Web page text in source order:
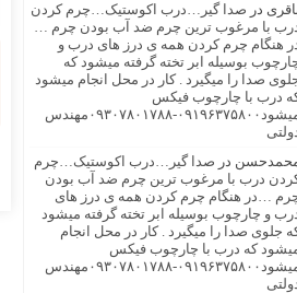
در صدا گیر…درب اکوستیک…چرم کردن
با مرغوب ترین چرم ضد آب بودن چرم …
هنگام چرم کردن همه ی درز های درب و
بوسیله ابر تخته گرفته میشود که
صدا را میگیرد . کار در محل انجام میشود
درب با چارچوب فیکس
میشود۰۹۱۹۶۳۷۵۸۰۰-۰۹۳۰۷۸۰۱۷۸۸مهندس
در صدا گیر…درب اکوستیک…چرم
درب با مرغوب ترین چرم ضد آب بودن
…در هنگام چرم کردن همه ی درز های
و چارچوب بوسیله ابر تخته گرفته میشود
جلوی صدا را میگیرد . کار در محل انجام
که درب با چارچوب فیکس
میشود۰۹۱۹۶۳۷۵۸۰۰-۰۹۳۰۷۸۰۱۷۸۸مهندس